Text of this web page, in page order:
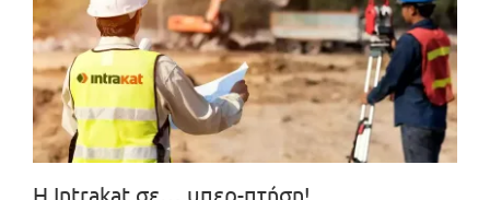
Η Intrakat σε… υπερ-πτήση!